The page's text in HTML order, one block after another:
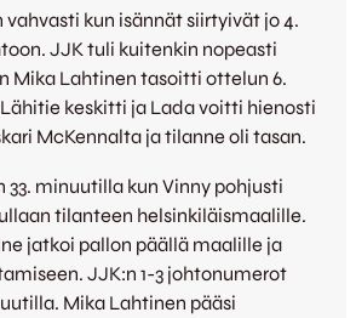
vahvasti kun isännät siirtyivät jo 4.
JJK tuli kuitenkin nopeasti
Mika Lahtinen tasoitti ottelun 6.
keskitti ja Lada voitti hienosti
McKennalta ja tilanne oli tasan.
33. minuutilla kun Vinny pohjusti
tilanteen helsinkiläismaalille.
jatkoi pallon päällä maalille ja
JJK:n 1-3 johtonumerot
Mika Lahtinen pääsi